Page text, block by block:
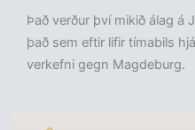
Það verður því mikið álag á
það sem eftir lifir tímabils
verkefni gegn Magdeburg.